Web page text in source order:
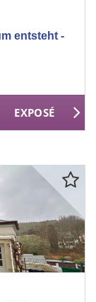
entsteht -